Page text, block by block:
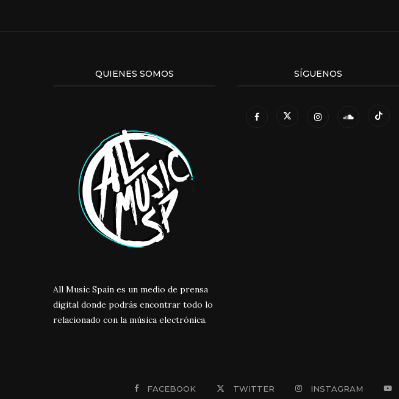
QUIENES SOMOS
All Music Spain es un medio de prensa
digital donde podrás encontrar todo lo
relacionado con la música electrónica.
SÍGUENOS
FACEBOOK TWITTER INSTAGRAM